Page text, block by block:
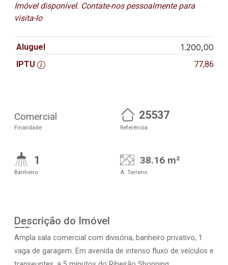
Imóvel disponível. Contate-nos pessoalmente para
visita-lo
Aluguel 1.200,00
IPTU 77,86
Comercial
Finalidade
25537
Referência
1
Banheiro
38.16 m²
A. Terreno
Descrição do Imóvel
Ampla sala comercial com divisória, banheiro privativo, 1
vaga de garagem. Em avenida de intenso fluxo de veículos e